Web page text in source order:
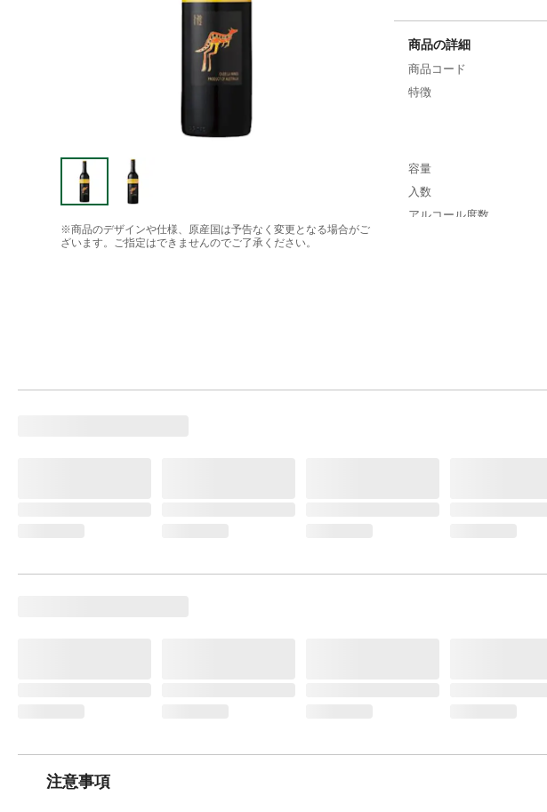
※商品のデザインや仕様、原産国は予告なく変更となる場合がご
ざいます。ご指定はできませんのでご了承ください。
商品の詳細
商品コード
特徴
容量
入数
アルコール度数
注意事項